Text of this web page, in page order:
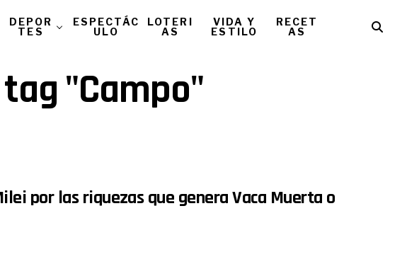
DEPOR
TES
ESPECTÁC
ULO
LOTERI
AS
VIDA Y
ESTILO
RECET
AS
"Campo"
por las riquezas que genera Vaca Muerta o